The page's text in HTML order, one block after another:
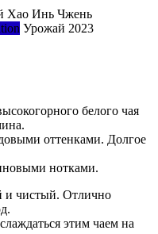
Урожай 2023
белого чая
оттенками. Долгое
нотками.
и чистый. Отлично
этим чаем на